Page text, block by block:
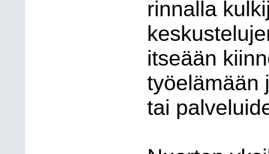
rinnalla
itseään
työelämään
tai